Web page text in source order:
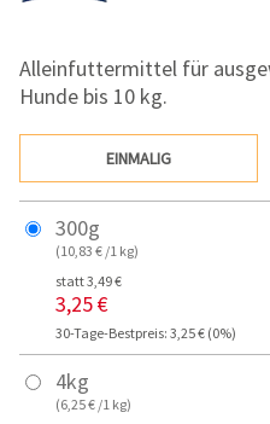
Alleinfuttermittel für
Hunde bis 10 kg.
EINMALIG
300g
(10,83 € /1 kg)
statt 3,49 €
3,25 €
30-Tage-Bestpreis: 3,25 € (0%)
4kg
(6,25 € /1 kg)